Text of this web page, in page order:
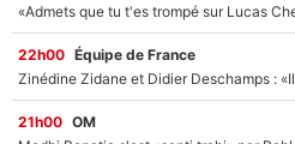
22h00 Équipe de France
21h00 OM